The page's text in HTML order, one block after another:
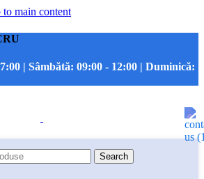
to main content
| Sâmbătă: 09:00 - 12:00 | Duminică:
Search